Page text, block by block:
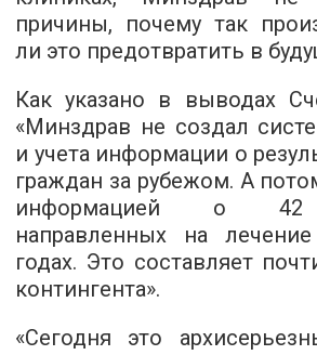
причины, почему так
ли это предотвратить в
Как указано в выводах
«Минздрав не создал
и учета информации о
граждан за рубежом. А
информацией о 42
направленных на
годах. Это составляет
контингента».
«Сегодня это